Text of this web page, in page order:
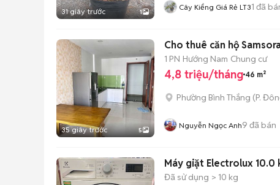
31 giây trước 1 Cây Kiểng Giá Rẻ LT31 đã
35 giây trước 5
Cho thuê căn hộ
1 PN Hướng Nam Chung cư
4,8 triệu/tháng 46 m²
Phường Bình Thắng (P.
Nguyễn Ngọc Anh9 đã bán
Máy giặt Electrolux 10.0
Đã sử dụng > 10 kg